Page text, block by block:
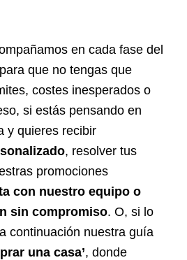
en cada fase del
que no tengas que
costes inesperados o
si estás pensando en
y quieres recibir
, resolver tus
promociones
con nuestro equipo o
sin compromiso. O, si lo
continuación nuestra guía
una casa’, donde